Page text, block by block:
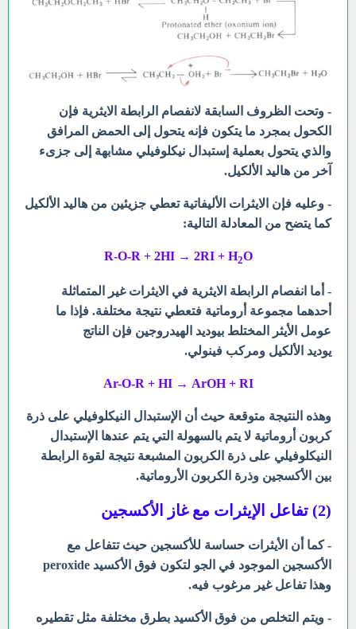
- وتحت الظروف السابقة لانفصام الرابطة الايثرية فإن
الكحول بمجرد ما يتكون فإنه يتحول إلى الحمض المرافق
والذي يتحول بعملية إستبدال نيكلوفيلي مشابهة إلى جزىء
آخر من هاليد الألكيل.
- وعليه فإن الايثرات الأليفاتية تعطي جزيئين من هاليد الألكيل
كما يتضح من المعادلة التالية:
R-O-R + 2HI → 2RI + H2O
- أما انفصام الرابطة الايثرية في الايثرات غير المتماثلة
أحدهما مجموعة أروماتية فتعطي نتيجة مختلفة. فإذا ما
عومل الأيثر المختلط بيوديد الهيدروجين فإن الناتج
يوديد الألكيل ومركب فينولي.
Ar-O-R + HI → ArOH + RI
وهذه النتيجة متوقعة حيث أن الإستبدال النيكلوفيلي على ذرة
كربون أروماتية لا يتم بالسهولة التي يتم عندها الإستبدال
النيكلوفيلي على ذرة الكربون المشبعة نتيجة لقوة الرابطة
بين الأكسجين وذرة الكربون الأروماتية.
(2) تفاعل الإيثرات مع غاز الأكسجين
- كما أن الأيثرات حساسة للأكسجين حيث تتفاعل مع
الأكسجين الموجود في الجو لتكون فوق
الأكسيد peroxide
وهذا تفاعل غير مرغوب فيه.
- ويتم التخلص من فوق الأكسيد بطرق مختلفة مثل تقطيره